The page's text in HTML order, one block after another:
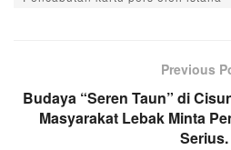
Previous
Budaya “Seren Taun” di
Masyarakat Lebak Minta
Serius.